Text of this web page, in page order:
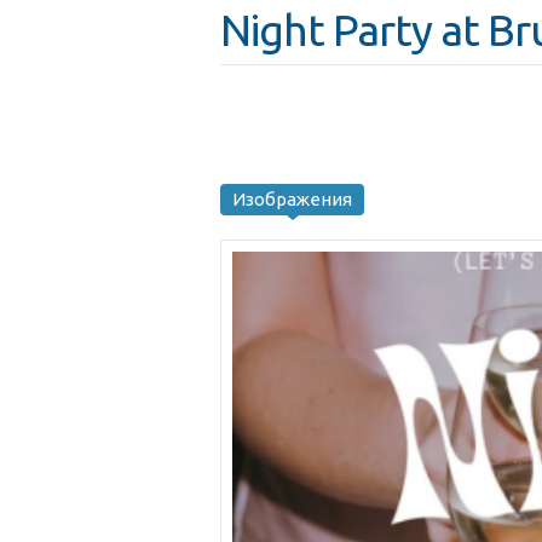
Night Party at
Изображения